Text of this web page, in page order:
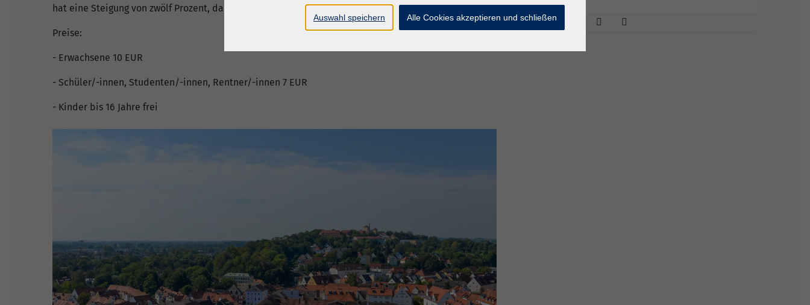
hat eine Steigung von zwölf Prozent, daher erfordert die Teilnahme eine gute körperliche Verfassung.
Preise:
- Erwachsene 10 EUR
- Schüler/-innen, Studenten/-innen, Rentner/-innen 7 EUR
- Kinder bis 16 Jahre frei
Auswahl speichern Alle Cookies akzeptieren und schließen